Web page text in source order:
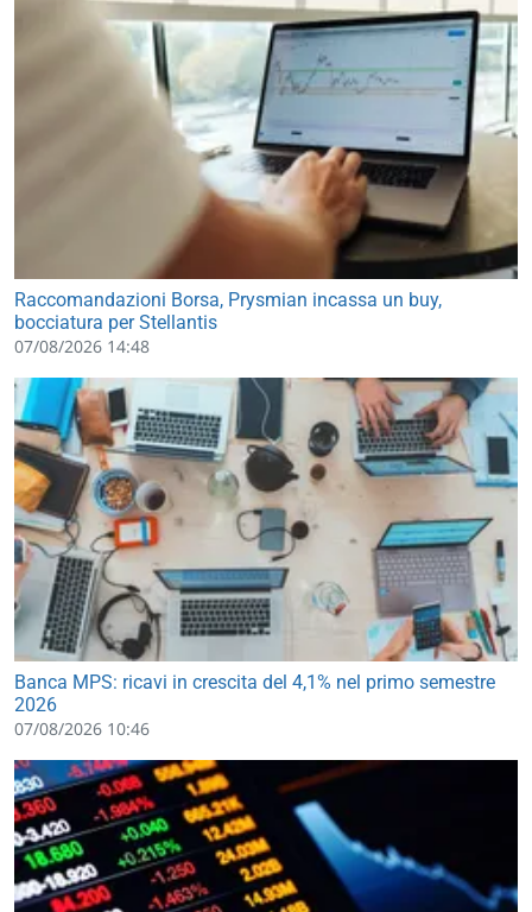
Raccomandazioni Borsa, Prysmian incassa un buy,
bocciatura per Stellantis
07/08/2026 14:48
Banca MPS: ricavi in crescita del 4,1% nel primo semestre
2026
07/08/2026 10:46